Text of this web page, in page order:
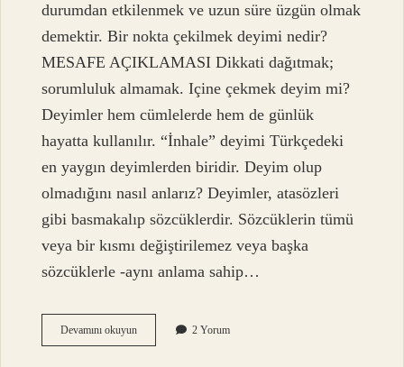
durumdan etkilenmek ve uzun süre üzgün olmak
demektir. Bir nokta çekilmek deyimi nedir?
MESAFE AÇIKLAMASI Dikkati dağıtmak;
sorumluluk almamak. Içine çekmek deyim mi?
Deyimler hem cümlelerde hem de günlük
hayatta kullanılır. “İnhale” deyimi Türkçedeki
en yaygın deyimlerden biridir. Deyim olup
olmadığını nasıl anlarız? Deyimler, atasözleri
gibi basmakalıp sözcüklerdir. Sözcüklerin tümü
veya bir kısmı değiştirilemez veya başka
sözcüklerle -aynı anlama sahip…
Devamını okuyunBesiye
Çekilmek
2 Yorum